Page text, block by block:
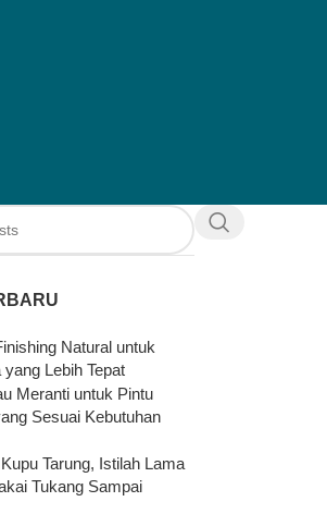
Natural untuk
Lebih Tepat
Meranti untuk Pintu
Sesuai Kebutuhan
Tarung, Istilah Lama
Tukang Sampai